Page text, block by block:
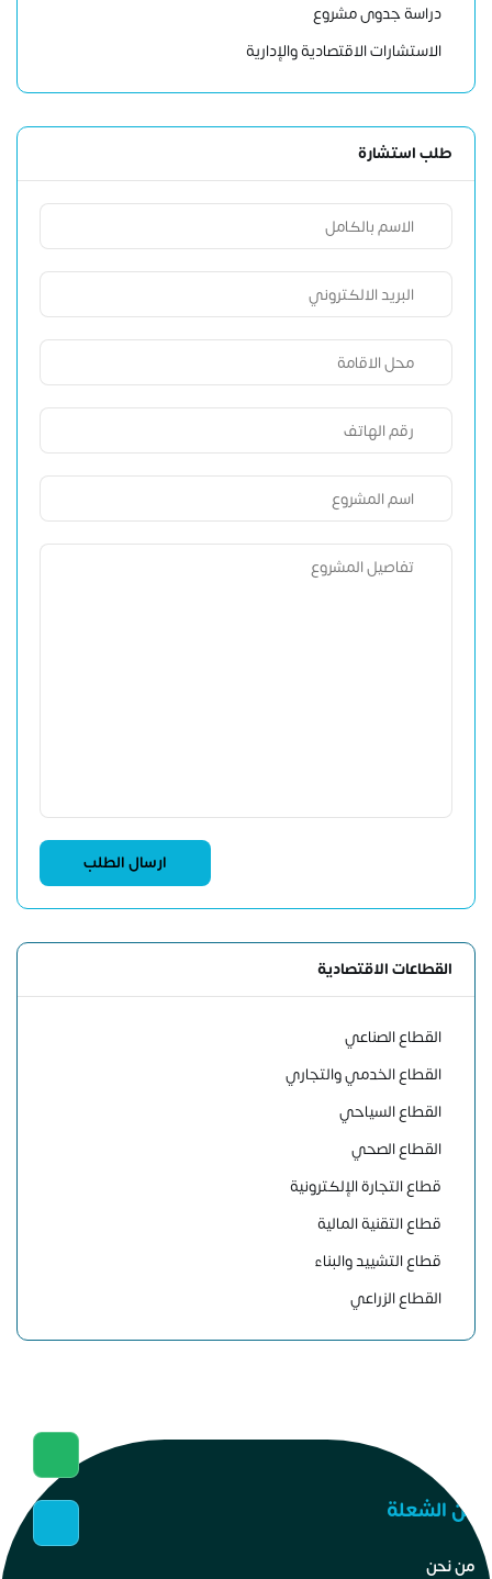
دراسة جدوى مشروع
الاستشارات الاقتصادية والإدارية
طلب استشارة
القطاعات الاقتصادية
القطاع الصناعي
القطاع الخدمي والتجاري
القطاع السياحي
القطاع الصحي
قطاع التجارة الإلكترونية
قطاع التقنية المالية
قطاع التشييد والبناء
القطاع الزراعي
عن الشعلة
من نحن